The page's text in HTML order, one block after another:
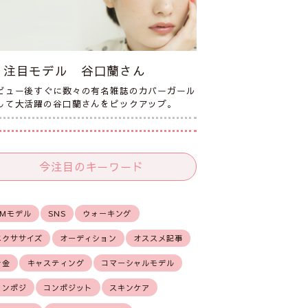
注目モデル 谷口蘭さん
ュー後すぐに数々の有名雑誌のカバーガール
て大活躍の谷口蘭さんをピックアップ。
今注目のキーワード
モデル SNS ウォーキング
クササイズ オーディション オススメ記事
金 キャスティング コマーシャルモデル
ンポジ コンポジット スキンケア